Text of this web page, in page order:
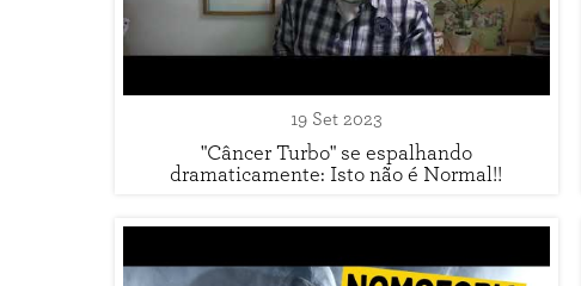
19 Set 2023
"Câncer Turbo" se espalhando
dramaticamente: Isto não é Normal!!